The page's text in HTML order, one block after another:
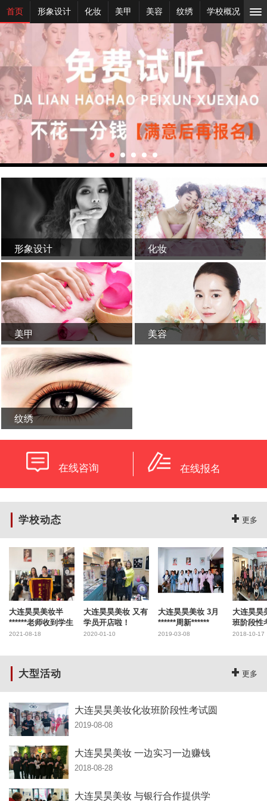
首页 形象设计 化妆 美甲 美容 纹绣 学校概况 新
形象设计 化妆
美甲 美容
纹绣
学校概况
新闻活动
在线咨询 在线报名
学校动态 更多
大连昊昊美妆半
******老师收到学生
2021-08-18
大连昊昊美妆 又有
学员开店啦！
2020-01-10
大连昊昊美妆 3月
******周新******
2019-03-08
大连昊昊
班阶段性
2018-10-17
大型活动 更多
大连昊昊美妆化妆班阶段性考试圆
2019-08-08
大连昊昊美妆 一边实习一边赚钱
2018-08-28
大连昊昊美妆 与银行合作提供学